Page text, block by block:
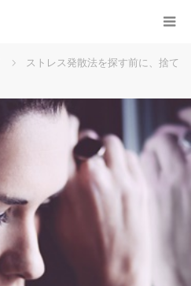
ストレス発散法を探す前に、捨て